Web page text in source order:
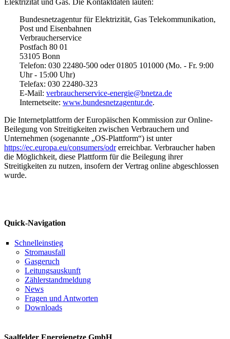
Elektrizität und Gas. Die Kontaktdaten lauten:
Bundesnetzagentur für Elektrizität, Gas Telekommunikation,
Post und Eisenbahnen
Verbraucherservice
Postfach 80 01
53105 Bonn
Telefon: 030 22480-500 oder 01805 101000 (Mo. - Fr. 9:00
Uhr - 15:00 Uhr)
Telefax: 030 22480-323
E-Mail: verbraucherservice-energie@bnetza.de
Internetseite: www.bundesnetzagentur.de.
Die Internetplattform der Europäischen Kommission zur Online-
Beilegung von Streitigkeiten zwischen Verbrauchern und
Unternehmen (sogenannte „OS-Plattform“) ist unter
https://ec.europa.eu/consumers/odrerreichbar. Verbraucher haben
die Möglichkeit, diese Plattform für die Beilegung ihrer
Streitigkeiten zu nutzen, insofern der Vertrag online abgeschlossen
wurde.
Quick-Navigation
Schnelleinstieg
Stromausfall
Gasgeruch
Leitungsauskunft
Zählerstandmeldung
News
Fragen und Antworten
Downloads